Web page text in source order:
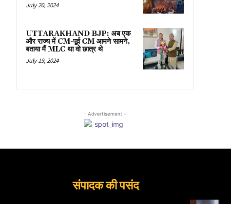
July 20, 2024
UTTARAKHAND BJP: अब एक
और राज्य में CM-पूर्व CM आमने सामने,
बताया मैं MLC था वो छात्र थे
July 19, 2024
- Advertisement -
संपादक की पसंद